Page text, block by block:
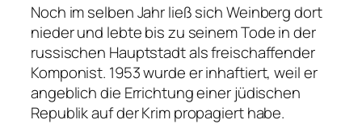
Noch im selben Jahr ließ sich Weinberg dort
nieder und lebte bis zu seinem Tode in der
russischen Hauptstadt als freischaffender
Komponist. 1953 wurde er inhaftiert, weil er
angeblich die Errichtung einer jüdischen
Republik auf der Krim propagiert habe.